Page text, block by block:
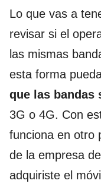
Lo que vas a
revisar si el
las mismas
esta forma
que las bandas
3G o 4G. Con
funciona en otro
de la empresa
adquiriste el